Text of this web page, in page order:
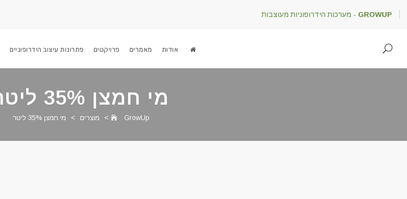
GROWUP - מערכות הידרופוניות מעוצבות
אודות מאמרים פרויקטים פתרונות עיצוב הידרופוניים
מי חמצן 35% ליטר
GrowUp
> מוצרים > מי חמצן 35% ליטר